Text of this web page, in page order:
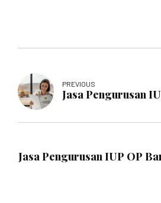
PREVIOUS
Jasa Pengurusan
Jasa Pengurusan IUP OP